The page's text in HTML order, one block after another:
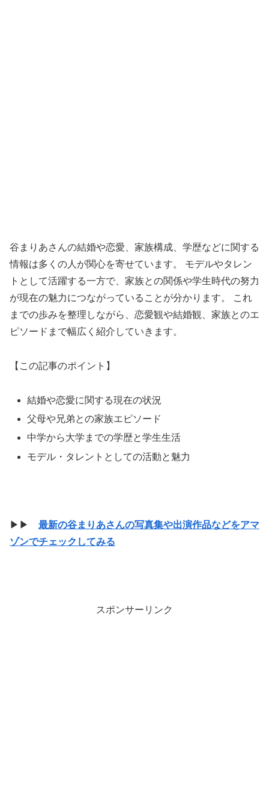
谷まりあさんの結婚や恋愛、家族構成、学歴などに関する
情報は多くの人が関心を寄せています。 モデルやタレン
トとして活躍する一方で、家族との関係や学生時代の努力
が現在の魅力につながっていることが分かります。 これ
までの歩みを整理しながら、恋愛観や結婚観、家族とのエ
ピソードまで幅広く紹介していきます。
【この記事のポイント】
結婚や恋愛に関する現在の状況
父母や兄弟との家族エピソード
中学から大学までの学歴と学生生活
モデル・タレントとしての活動と魅力
▶▶ 最新の谷まりあさんの写真集や出演作品などをアマ
ゾンでチェックしてみる
スポンサーリンク